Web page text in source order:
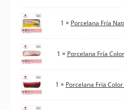
1 × Porcelana Fría
1 × Porcelana Fría
1 × Porcelana Fría